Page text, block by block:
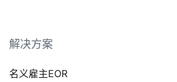
解决方案
名义雇主EOR